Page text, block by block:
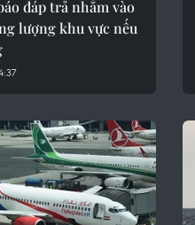
đáp trả nhằm vào
lượng khu vực nếu